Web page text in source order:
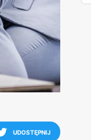
UDOSTĘPNIJ